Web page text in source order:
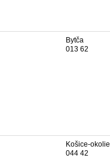
Bytča
013 62
Košice-okolie
044 42